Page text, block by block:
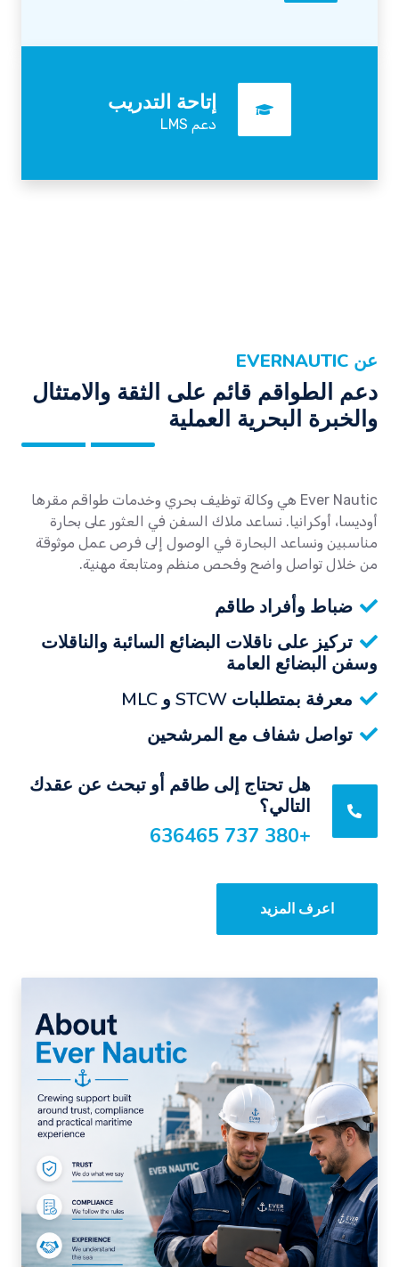
إتاحة التدريب
دعم LMS
عن EVERNAUTIC
دعم الطواقم قائم على الثقة والامتثال
والخبرة البحرية العملية
Ever Nautic هي وكالة توظيف بحري وخدمات طواقم مقرها
أوديسا، أوكرانيا. نساعد ملاك السفن في العثور على بحارة
مناسبين ونساعد البحارة في الوصول إلى فرص عمل موثوقة
من خلال تواصل واضح وفحص منظم ومتابعة مهنية.
ضباط وأفراد طاقم
تركيز على ناقلات البضائع السائبة والناقلات
وسفن البضائع العامة
معرفة بمتطلبات STCW و MLC
تواصل شفاف مع المرشحين
هل تحتاج إلى طاقم أو تبحث عن عقدك
التالي؟
+380 737 636465
اعرف المزيد